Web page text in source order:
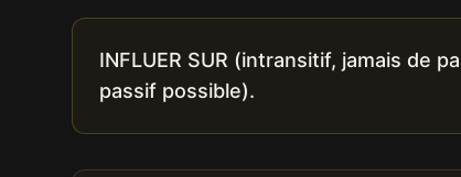
INFLUER SUR (intransitif, jamais de
passif possible).